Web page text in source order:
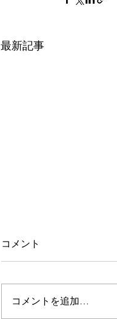
最新記事
夫婦でお買い物
コメント
コメントを追加…